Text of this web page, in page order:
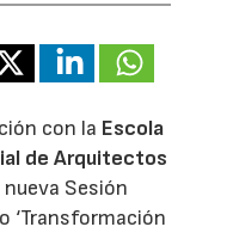
con la Escola
de Arquitectos
Sesión
‘Transformación